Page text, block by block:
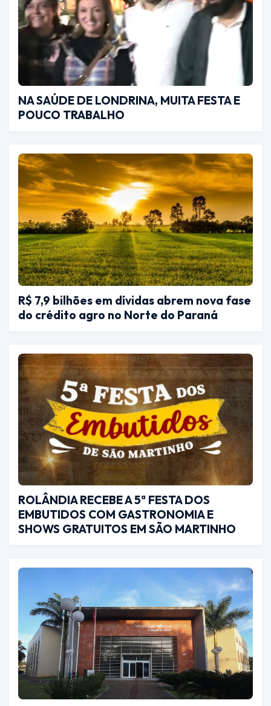
NA SAÚDE DE LONDRINA, MUITA FESTA E
POUCO TRABALHO
R$ 7,9 bilhões em dívidas abrem nova fase
do crédito agro no Norte do Paraná
ROLÂNDIA RECEBE A 5ª FESTA DOS
EMBUTIDOS COM GASTRONOMIA E
SHOWS GRATUITOS EM SÃO MARTINHO